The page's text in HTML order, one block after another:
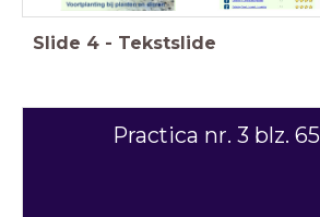
Slide 4 - Tekstslide
Practica nr. 3 blz. 65